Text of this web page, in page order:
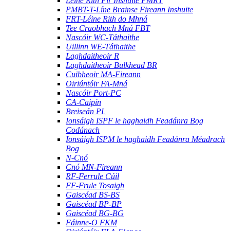
PMBT-T-Líne Brainse Fireann Inshuite
FRT-Léine Rith do Mhná
Tee Craobhach Mná FBT
Nascóir WC-Táthaithe
Uillinn WE-Táthaithe
Laghdaitheoir R
Laghdaitheoir Bulkhead BR
Cuibheoir MA-Fireann
Oiriúntóir FA-Mná
Nascóir Port-PC
CA-Caipín
Breiseán PL
Ionsáigh ISPF le haghaidh Feadánra Bog
Codánach
Ionsáigh ISPM le haghaidh Feadánra Méadrach
Bog
N-Cnó
Cnó MN-Fireann
RF-Ferrule Cúil
FF-Frule Tosaigh
Gaiscéad BS-BS
Gaiscéad BP-BP
Gaiscéad BG-BG
Fáinne-O FKM